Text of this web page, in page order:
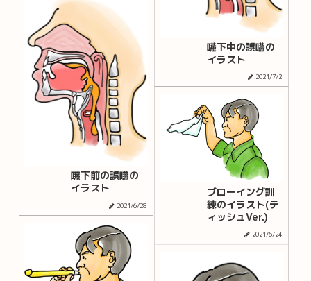
嚥下中の誤嚥の
イラスト
2021/7/2
嚥下前の誤嚥の
イラスト
2021/6/28
ブローイング訓
練のイラスト(テ
ィッシュVer.)
2021/6/24